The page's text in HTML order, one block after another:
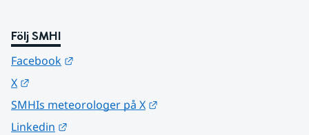
Följ SMHI
Facebook
X
SMHIs meteorologer på X
Linkedin